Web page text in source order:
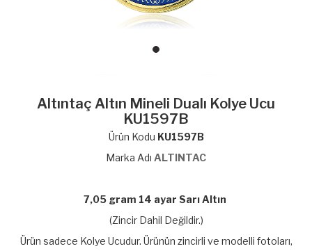
Altıntaç Altın Mineli Dualı Kolye Ucu
KU1597B
Ürün Kodu KU1597B
Marka Adı ALTINTAC
7,05 gram 14 ayar Sarı Altın
(Zincir Dahil Değildir.)
Ürün sadece Kolye Ucudur. Ürünün zincirli ve modelli fotoları,